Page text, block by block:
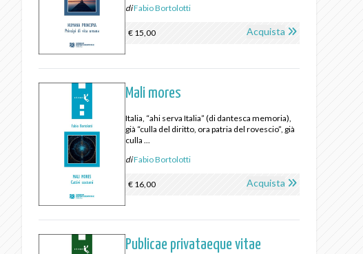
diFabio Bortolotti
€ 15,00 Acquista
Mali mores
Italia, “ahi serva Italia” (di dantesca memoria),
già “culla del diritto, ora patria del rovescio”, già
culla ...
diFabio Bortolotti
€ 16,00 Acquista
Publicae privataeque vitae